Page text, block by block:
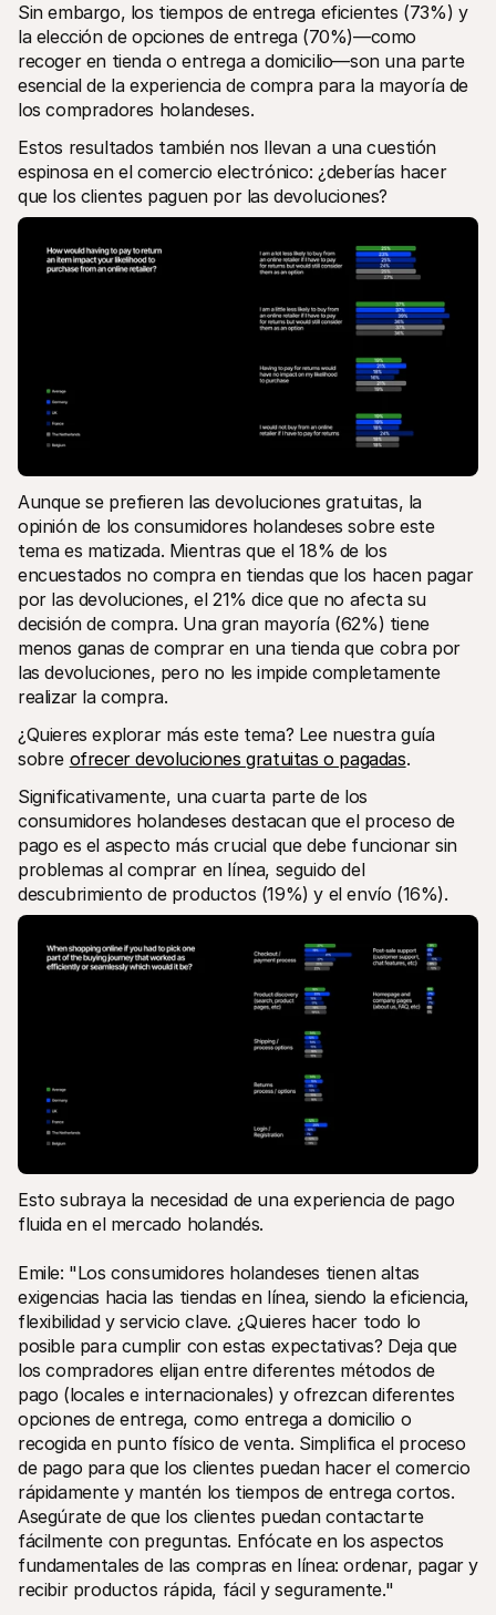
Sin embargo, los tiempos de entrega eficientes (73%) y
la elección de opciones de entrega (70%)—como
recoger en tienda o entrega a domicilio—son una parte
esencial de la experiencia de compra para la mayoría de
los compradores holandeses.
Estos resultados también nos llevan a una cuestión
espinosa en el comercio electrónico: ¿deberías hacer
que los clientes paguen por las devoluciones?
Aunque se prefieren las devoluciones gratuitas, la
opinión de los consumidores holandeses sobre este
tema es matizada. Mientras que el 18% de los
encuestados no compra en tiendas que los hacen pagar
por las devoluciones, el 21% dice que no afecta su
decisión de compra. Una gran mayoría (62%) tiene
menos ganas de comprar en una tienda que cobra por
las devoluciones, pero no les impide completamente
realizar la compra.
¿Quieres explorar más este tema? Lee nuestra guía
sobre ofrecer devoluciones gratuitas o pagadas.
Significativamente, una cuarta parte de los
consumidores holandeses destacan que el proceso de
pago es el aspecto más crucial que debe funcionar sin
problemas al comprar en línea, seguido del
descubrimiento de productos (19%) y el envío (16%).
Esto subraya la necesidad de una experiencia de pago
fluida en el mercado holandés.
Emile: "Los consumidores holandeses tienen altas
exigencias hacia las tiendas en línea, siendo la eficiencia,
flexibilidad y servicio clave. ¿Quieres hacer todo lo
posible para cumplir con estas expectativas? Deja que
los compradores elijan entre diferentes métodos de
pago (locales e internacionales) y ofrezcan diferentes
opciones de entrega, como entrega a domicilio o
recogida en punto físico de venta. Simplifica el proceso
de pago para que los clientes puedan hacer el comercio
rápidamente y mantén los tiempos de entrega cortos.
Asegúrate de que los clientes puedan contactarte
fácilmente con preguntas. Enfócate en los aspectos
fundamentales de las compras en línea: ordenar, pagar y
recibir productos rápida, fácil y seguramente."